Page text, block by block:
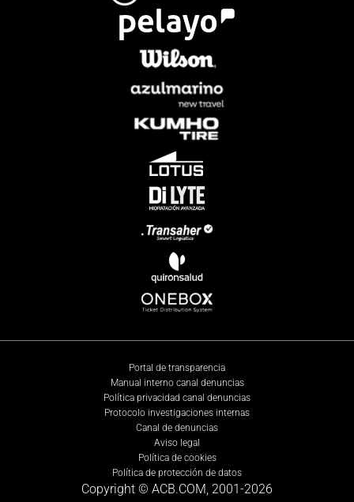
Portal de transparencia
Manual interno canal denuncias
Política privacidad canal denuncias
Protocolo investigaciones internas
Canal de denuncias
Aviso legal
Política de cookies
Política de protección de datos
Copyright © ACB.COM, 2001-2026